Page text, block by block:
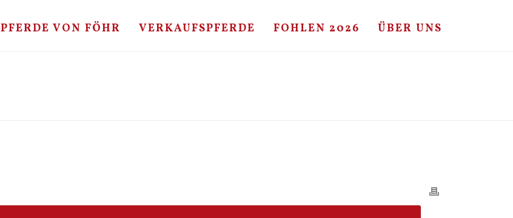
PFERDE VON FÖHR VERKAUFSPFERDE FOHLEN 2026 ÜBER UNS